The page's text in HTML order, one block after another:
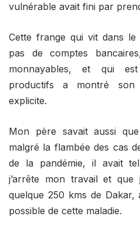
vulnérable avait fini par
Cette frange qui vit dans le
pas de comptes
monnayables, et qui
productifs a montré son
explicite.
Mon père savait aussi
malgré la flambée des cas
de la pandémie, il avait
j’arrête mon travail et
quelque 250 kms de Dakar,
possible de cette maladie.